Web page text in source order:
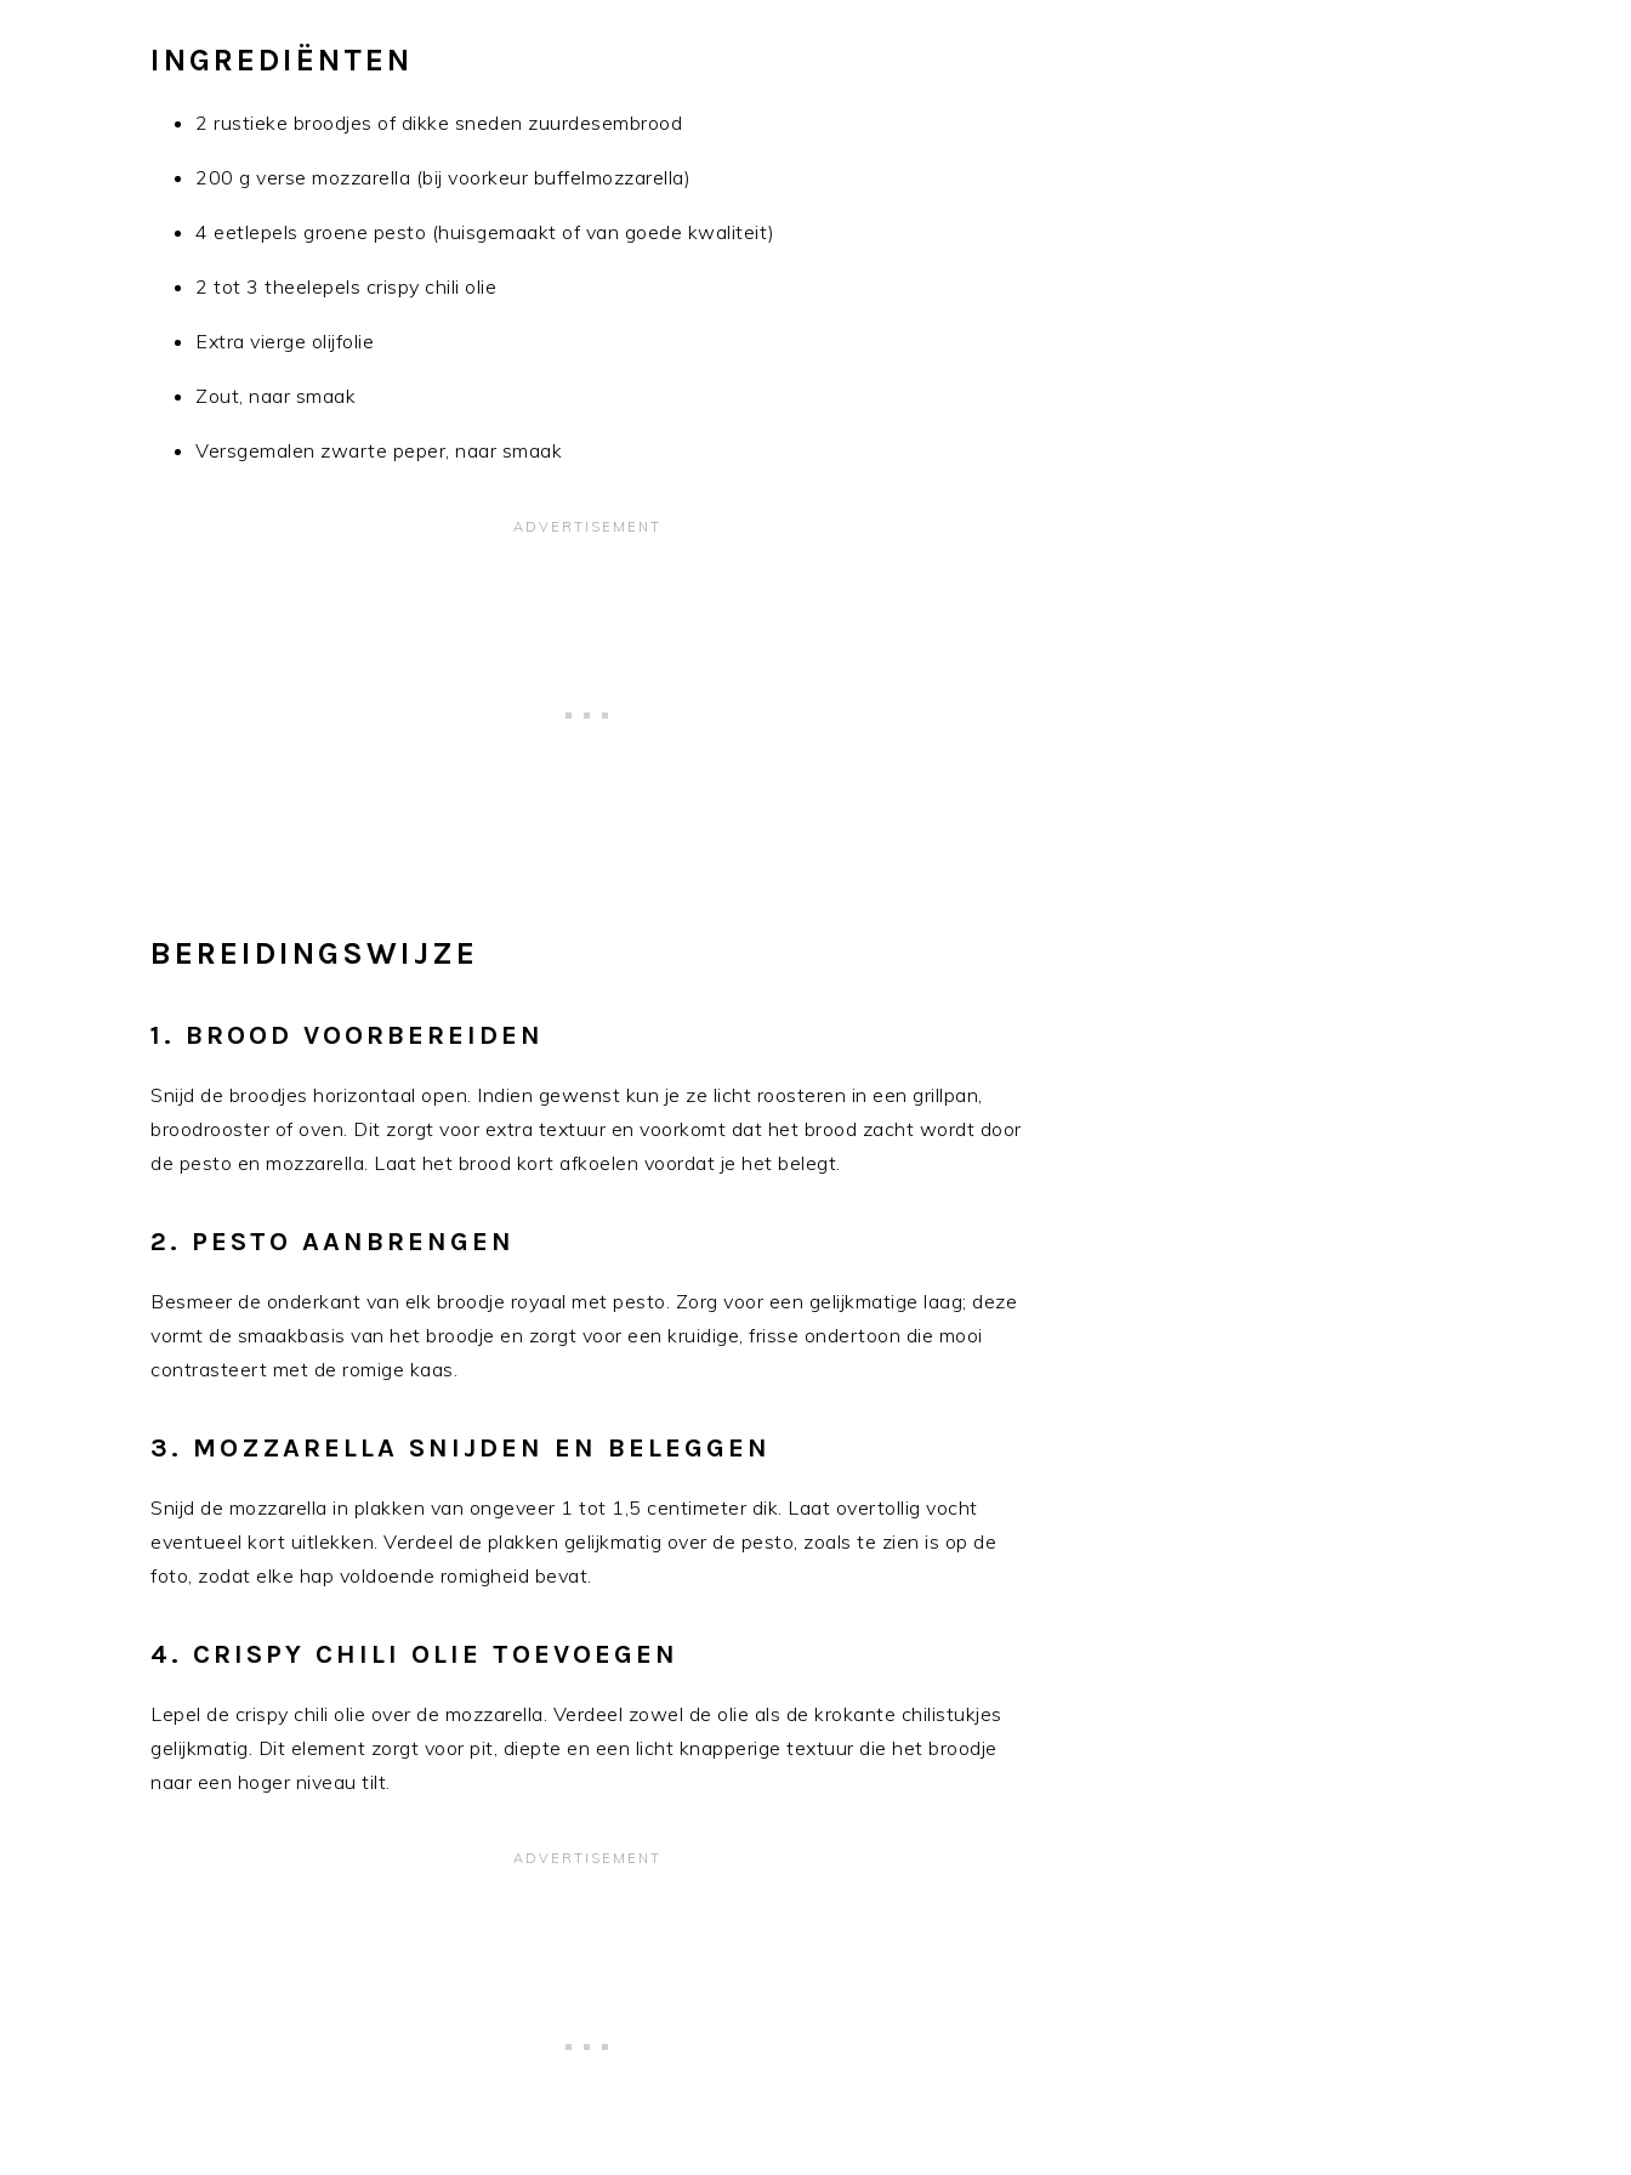
INGREDIËNTEN
2 rustieke broodjes of dikke sneden zuurdesembrood
200 g verse mozzarella (bij voorkeur buffelmozzarella)
4 eetlepels groene pesto (huisgemaakt of van goede kwaliteit)
2 tot 3 theelepels crispy chili olie
Extra vierge olijfolie
Zout, naar smaak
Versgemalen zwarte peper, naar smaak
BEREIDINGSWIJZE
1. BROOD VOORBEREIDEN
Snijd de broodjes horizontaal open. Indien gewenst kun je ze licht roosteren in een grillpan,
broodrooster of oven. Dit zorgt voor extra textuur en voorkomt dat het brood zacht wordt door
de pesto en mozzarella. Laat het brood kort afkoelen voordat je het belegt.
2. PESTO AANBRENGEN
Besmeer de onderkant van elk broodje royaal met pesto. Zorg voor een gelijkmatige laag; deze
vormt de smaakbasis van het broodje en zorgt voor een kruidige, frisse ondertoon die mooi
contrasteert met de romige kaas.
3. MOZZARELLA SNIJDEN EN BELEGGEN
Snijd de mozzarella in plakken van ongeveer 1 tot 1,5 centimeter dik. Laat overtollig vocht
eventueel kort uitlekken. Verdeel de plakken gelijkmatig over de pesto, zoals te zien is op de
foto, zodat elke hap voldoende romigheid bevat.
4. CRISPY CHILI OLIE TOEVOEGEN
Lepel de crispy chili olie over de mozzarella. Verdeel zowel de olie als de krokante chilistukjes
gelijkmatig. Dit element zorgt voor pit, diepte en een licht knapperige textuur die het broodje
naar een hoger niveau tilt.